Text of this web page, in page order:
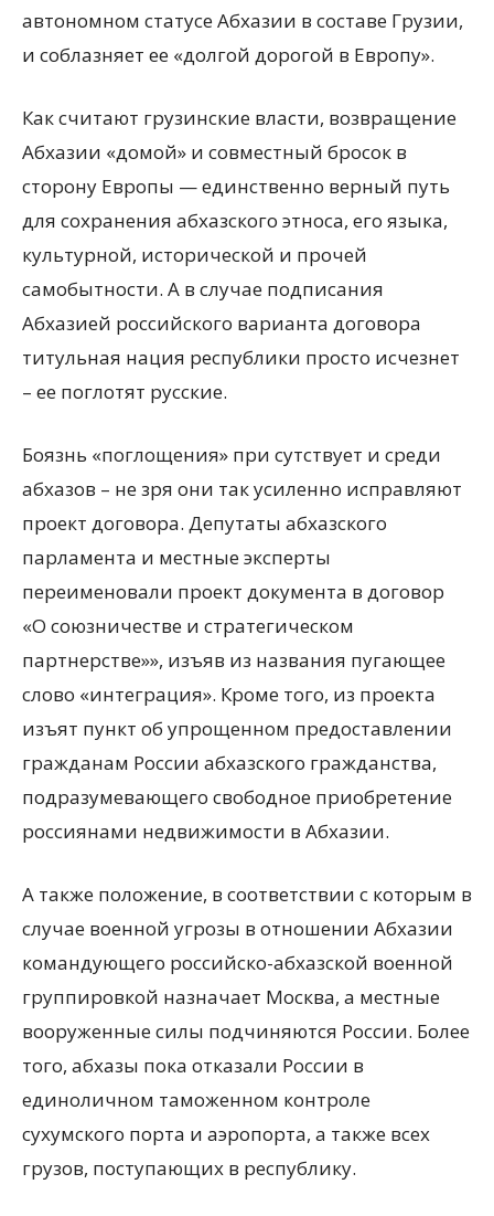
автономном статусе Абхазии в составе Грузии,
и соблазняет ее «долгой дорогой в Европу».
Как считают грузинские власти, возвращение
Абхазии «домой» и совместный бросок в
сторону Европы — единственно верный путь
для сохранения абхазского этноса, его языка,
культурной, исторической и прочей
самобытности. А в случае подписания
Абхазией российского варианта договора
титульная нация республики просто исчезнет
– ее поглотят русские.
Боязнь «поглощения» при сутствует и среди
абхазов – не зря они так усиленно исправляют
проект договора. Депутаты абхазского
парламента и местные эксперты
переименовали проект документа в договор
«О союзничестве и стратегическом
партнерстве»», изъяв из названия пугающее
слово «интеграция». Кроме того, из проекта
изъят пункт об упрощенном предоставлении
гражданам России абхазского гражданства,
подразумевающего свободное приобретение
россиянами недвижимости в Абхазии.
А также положение, в соответствии с которым в
случае военной угрозы в отношении Абхазии
командующего российско-абхазской военной
группировкой назначает Москва, а местные
вооруженные силы подчиняются России. Более
того, абхазы пока отказали России в
единоличном таможенном контроле
сухумского порта и аэропорта, а также всех
грузов, поступающих в республику.